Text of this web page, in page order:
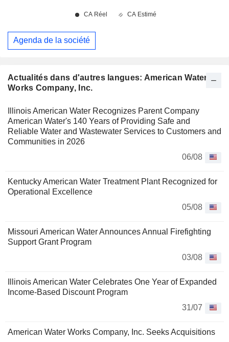
Actualités dans d'autres langues: American Water
Works Company, Inc.
Illinois American Water Recognizes Parent Company
American Water's 140 Years of Providing Safe and
Reliable Water and Wastewater Services to Customers and
Communities in 2026
06/08
Kentucky American Water Treatment Plant Recognized for
Operational Excellence
05/08
Missouri American Water Announces Annual Firefighting
Support Grant Program
03/08
Illinois American Water Celebrates One Year of Expanded
Income-Based Discount Program
31/07
American Water Works Company, Inc. Seeks Acquisitions
Agenda de la société